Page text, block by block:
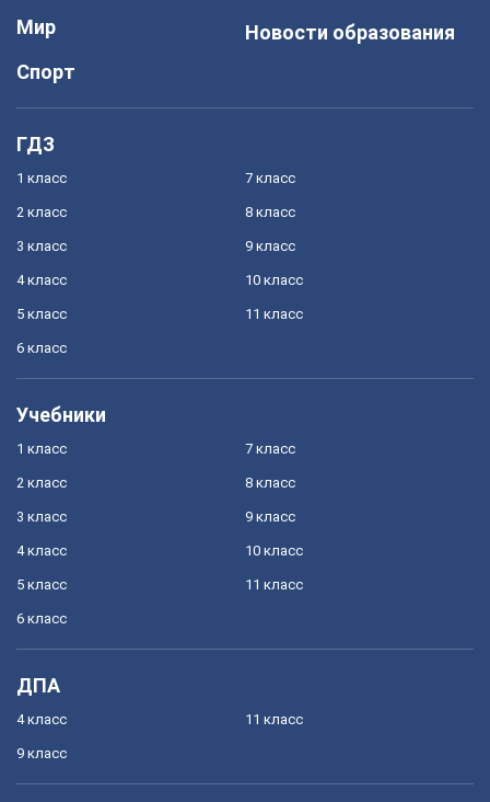
Мир
Спорт
Новости образования
ГДЗ
1 класс
2 класс
3 класс
4 класс
5 класс
6 класс
7 класс
8 класс
9 класс
10 класс
11 класс
Учебники
1 класс
2 класс
3 класс
4 класс
5 класс
6 класс
7 класс
8 класс
9 класс
10 класс
11 класс
ДПА
4 класс
9 класс
11 класс